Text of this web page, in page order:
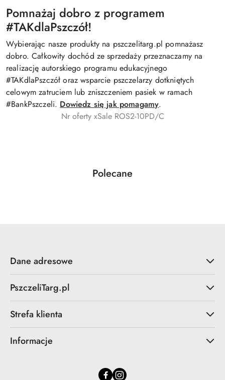
Pomnażaj dobro z programem
#TAKdlaPszczół!
Wybierając nasze produkty na pszczelitarg.pl pomnażasz
dobro. Całkowity dochód ze sprzedaży przeznaczamy na
realizację autorskiego programu edukacyjnego
#TAKdlaPszczół oraz wsparcie pszczelarzy dotkniętych
celowym zatruciem lub zniszczeniem pasiek w ramach
#BankPszczeli. Dowiedz się jak pomagamy.
Nr oferty xSale ROS2-10PD/C
Pomiń karuzelę produktów
Produkty
Polecane
Dane adresowe
PszczeliTarg.pl
Strefa klienta
Informacje